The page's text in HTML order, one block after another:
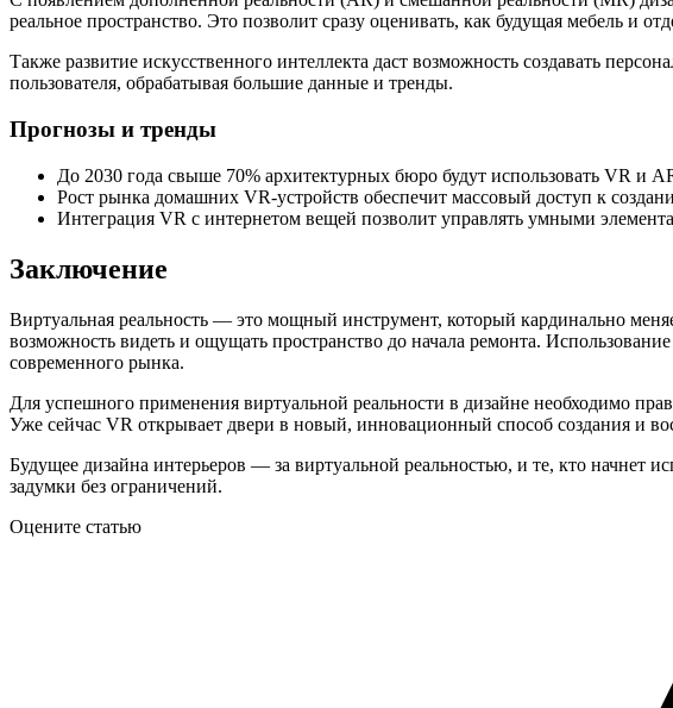
реальное пространство. Это позволит сразу оценивать, как будущая мебель и
Также развитие искусственного интеллекта даст возможность создавать
пользователя, обрабатывая большие данные и тренды.
Прогнозы и тренды
До 2030 года свыше 70% архитектурных бюро будут использовать VR и
Рост рынка домашних VR-устройств обеспечит массовый доступ к
Интеграция VR с интернетом вещей позволит управлять умными
Заключение
Виртуальная реальность — это мощный инструмент, который кардинально
возможность видеть и ощущать пространство до начала ремонта.
современного рынка.
Для успешного применения виртуальной реальности в дизайне необходимо
Уже сейчас VR открывает двери в новый, инновационный способ создания и
Будущее дизайна интерьеров — за виртуальной реальностью, и те, кто начнет
задумки без ограничений.
Оцените статью